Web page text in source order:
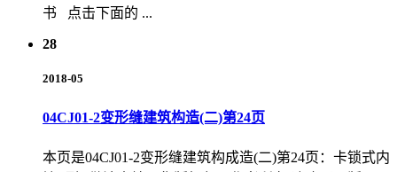
书 点击下面的 ...
28
2018-05
04CJ01-2变形缝建筑构造(二)第24页
本页是04CJ01-2变形缝建筑构成造(二)第24页：卡锁式内